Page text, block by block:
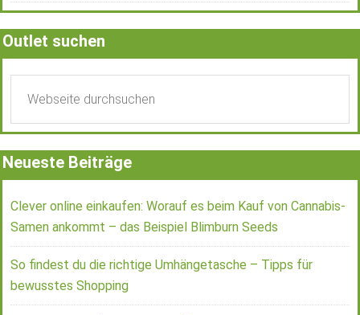
Outlet suchen
Neueste Beiträge
Clever online einkaufen: Worauf es beim Kauf von Cannabis-
Samen ankommt – das Beispiel Blimburn Seeds
So findest du die richtige Umhängetasche – Tipps für
bewusstes Shopping